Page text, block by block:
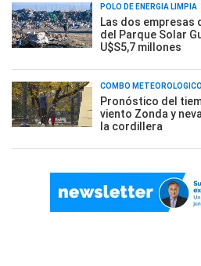
POLO DE ENERGÍA LIMPIA
Las dos empresas
del Parque Solar
U$S5,7 millones
COMBO METEOROLÓGICO
Pronóstico del
viento Zonda y
la cordillera